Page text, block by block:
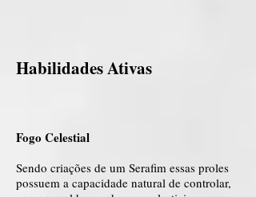
Habilidades Ativas
Fogo Celestial
Sendo criações de um Serafim essas proles
possuem a capacidade natural de controlar,